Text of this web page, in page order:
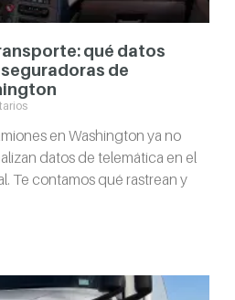
qué datos
de
en Washington ya no
datos de telemática en el
Te contamos qué rastrean y